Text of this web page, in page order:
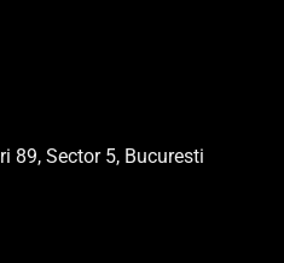
89, Sector 5, Bucuresti